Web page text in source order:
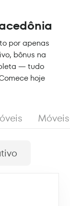
por apenas
bônus na
— tudo
hoje